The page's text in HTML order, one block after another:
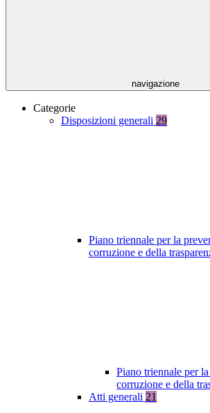
navigazione
Categorie
Disposizioni generali 29
Piano triennale per la
corruzione e della
Piano triennale per
corruzione e della
Atti generali 21